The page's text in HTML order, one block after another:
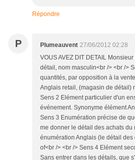
Répondre
P Plumeauvent 27/06/2012 02:28
VOUS AVEZ DIT DETAIL
détail, nom masculin<br /> <br />
quantités, par opposition à la
Anglais retail, (magasin de détail)
Sens 2 Elément particulier d'un
événement. Synonyme élément
Sens 3 Enumération précise de
me donner le détail des achats du
énumération Anglais (le détail
of<br /> <br /> Sens 4 Elément
Sans entrer dans les détails, que